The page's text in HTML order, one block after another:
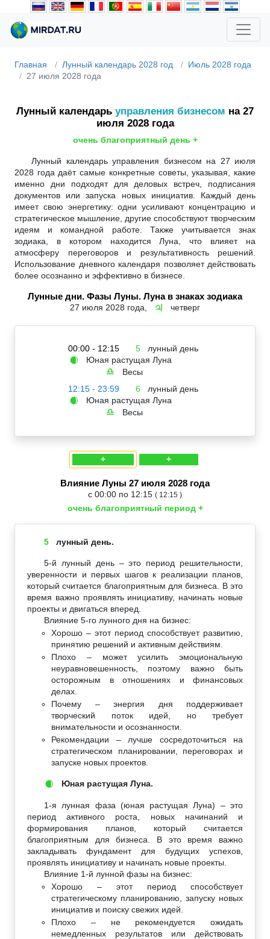
Главная Лунный календарь 2028 год
Июль 2028 года
27 июля 2028 года
Лунный календарь управления бизнесом на 27
июля 2028 года
очень благоприятный день +
Лунный календарь управления бизнесом на 27 июля
2028 года даёт самые конкретные советы, указывая, какие
именно дни подходят для деловых встреч, подписания
документов или запуска новых инициатив. Каждый день
имеет свою энергетику: одни усиливают концентрацию и
стратегическое мышление, другие способствуют творческим
идеям и командной работе. Также учитывается знак
зодиака, в котором находится Луна, что влияет на
атмосферу переговоров и результативность решений.
Использование дневного календаря позволяет действовать
более осознанно и эффективно в бизнесе.
Лунные дни. Фазы Луны. Луна в знаках зодиака
27 июля 2028 года, ♃ четверг
00:00 - 12:15 5 лунный день
🌒 Юная растущая Луна
♎
Весы
12:15 - 23:59
6 лунный день
🌒 Юная растущая Луна
♎ Весы
+ +
Влияние Луны 27 июля 2028 года
с 00:00 по 12:15 ( 12:15 )
очень благоприятный период +
5 лунный день.
5-й лунный день – это период решительности,
уверенности и первых шагов к реализации планов,
который считается благоприятным для бизнеса. В это
время важно проявлять инициативу, начинать новые
проекты и двигаться вперед.
Влияние 5-го лунного дня на бизнес:
Хорошо – этот период способствует развитию,
принятию решений и активным действиям.
Плохо – может усилить эмоциональную
неуравновешенность, поэтому важно быть
осторожным в отношениях и финансовых
делах.
Почему – энергия дня поддерживает
творческий поток идей, но требует
внимательности и осознанности.
Рекомендации – лучше сосредоточиться на
стратегическом планировании, переговорах и
запуске новых проектов.
🌒 Юная растущая Луна.
1-я лунная фаза (юная растущая Луна) – это
период активного роста, новых начинаний и
формирования планов, который считается
благоприятным для бизнеса. В это время важно
закладывать фундамент для будущих успехов,
проявлять инициативу и начинать новые проекты.
Влияние 1-й лунной фазы на бизнес:
Хорошо – этот период способствует
стратегическому планированию, запуску новых
инициатив и поиску свежих идей.
Плохо – не рекомендуется ожидать
немедленных результатов или действовать